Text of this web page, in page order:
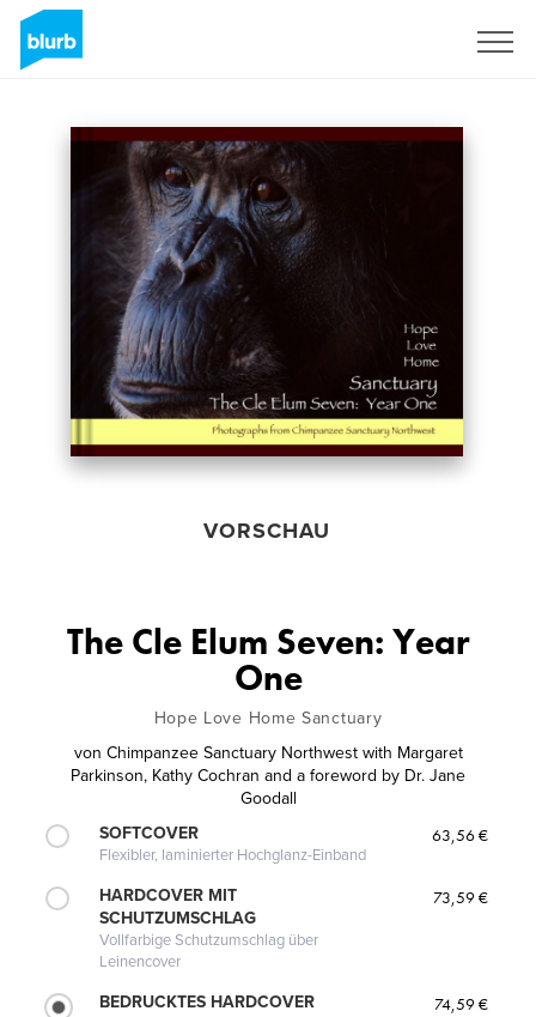
VORSCHAU
The Cle Elum Seven: Year
One
Hope Love Home Sanctuary
von Chimpanzee Sanctuary Northwest with Margaret
Parkinson, Kathy Cochran and a foreword by Dr. Jane
Goodall
SOFTCOVER
Flexibler, laminierter Hochglanz-Einband
63,56 €
HARDCOVER MIT
SCHUTZUMSCHLAG
Vollfarbige Schutzumschlag über
Leinencover
73,59 €
BEDRUCKTES HARDCOVER 74,59 €